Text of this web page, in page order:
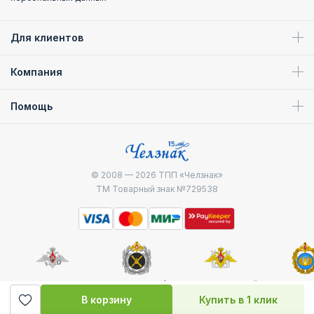
В корзину Купить в 1 клик
Для клиентов
Компания
Помощь
© 2008 — 2026 ТПП «Челзнак»
ТМ Товарный знак №729538
Министерство
Генштаб ВС РФ
Военно-морской
флот
десантные